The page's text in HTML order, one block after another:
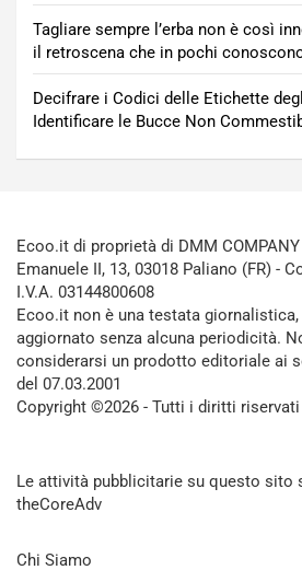
Tagliare sempre l’erba non è così
il retroscena che in pochi
Decifrare i Codici delle Etichette
Identificare le Bucce Non
Ecoo.it di proprietà di DMM
Emanuele II, 13, 03018 Paliano (FR) -
I.V.A. 03144800608
Ecoo.it non è una testata
aggiornato senza alcuna periodicità.
considerarsi un prodotto editoriale ai
del 07.03.2001
Copyright ©2026 - Tutti i diritti riservati
Le attività pubblicitarie su questo sito
theCoreAdv
Chi Siamo